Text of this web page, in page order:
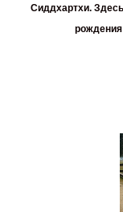
Сиддхартхи.